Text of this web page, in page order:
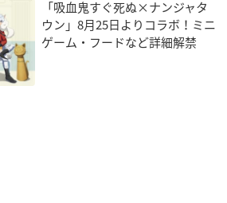
「吸血鬼すぐ死ぬ×ナンジャタ
ウン」8月25日よりコラボ！ミニ
ゲーム・フードなど詳細解禁